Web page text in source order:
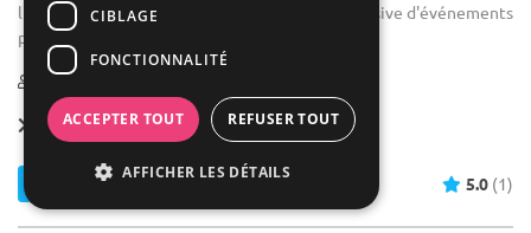
lieu d'événementiel idéal pour la location exclusive d'événements
professionnels.
10-200
Location dès700 €
Contacter 5.0 (1)
CIBLAGE
FONCTIONNALITÉ
ACCEPTER TOUT REFUSER TOUT
AFFICHER LES DÉTAILS